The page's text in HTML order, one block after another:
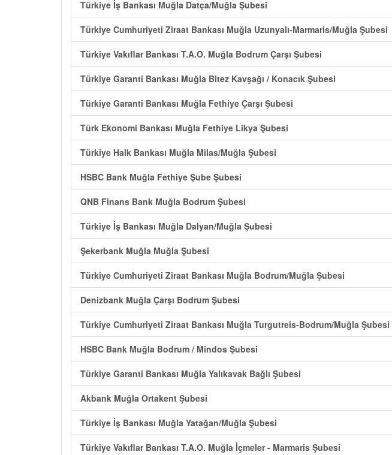
Türkiye İş Bankası Muğla Datça/Muğla Şubesi
Türkiye Cumhuriyeti Ziraat Bankası Muğla Uzunyalı-Marmaris/Muğla Şubesi
Türkiye Vakıflar Bankası T.A.O. Muğla Bodrum Çarşı Şubesi
Türkiye Garanti Bankası Muğla Bitez Kavşağı / Konacık Şubesi
Türkiye Garanti Bankası Muğla Fethiye Çarşı Şubesi
Türk Ekonomi Bankası Muğla Fethiye Likya Şubesi
Türkiye Halk Bankası Muğla Milas/Muğla Şubesi
HSBC Bank Muğla Fethiye Şube Şubesi
QNB Finans Bank Muğla Bodrum Şubesi
Türkiye İş Bankası Muğla Dalyan/Muğla Şubesi
Şekerbank Muğla Muğla Şubesi
Türkiye Cumhuriyeti Ziraat Bankası Muğla Bodrum/Muğla Şubesi
Denizbank Muğla Çarşı Bodrum Şubesi
Türkiye Cumhuriyeti Ziraat Bankası Muğla Turgutreis-Bodrum/Muğla Şubesi
HSBC Bank Muğla Bodrum / Mindos Şubesi
Türkiye Garanti Bankası Muğla Yalıkavak Bağlı Şubesi
Akbank Muğla Ortakent Şubesi
Türkiye İş Bankası Muğla Yatağan/Muğla Şubesi
Türkiye Vakıflar Bankası T.A.O. Muğla İçmeler - Marmaris Şubesi